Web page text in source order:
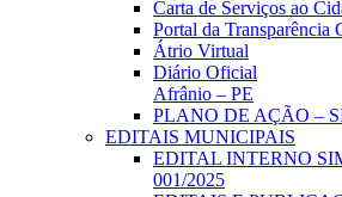
Carta de Serviços ao
Portal da Transparência
Átrio Virtual
Diário Oficial
Afrânio – PE
PLANO DE AÇÃO –
EDITAIS MUNICIPAIS
EDITAL INTERNO
001/2025